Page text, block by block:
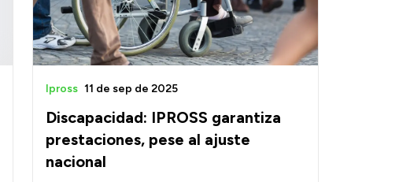
Discapacidad: IPROSS garantiza
prestaciones, pese al ajuste
nacional
Ipross 11 de sep de 2025